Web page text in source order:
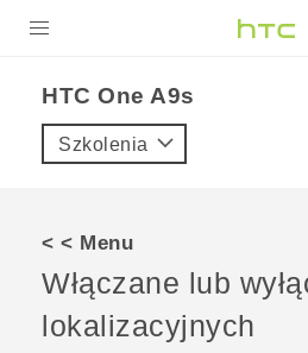
VIVE
VIVERSE
HTC One A9s‎
Szkolenia
< < Menu
Włączane lub
lokalizacyjnych